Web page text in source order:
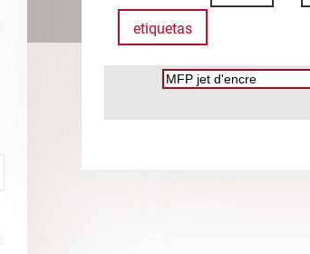
etiquetas